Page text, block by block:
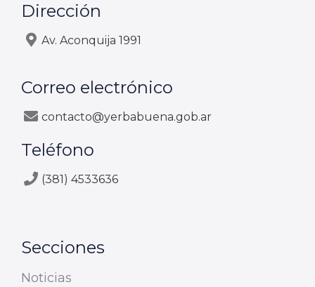
Dirección
Av. Aconquija 1991
Correo electrónico
contacto@yerbabuena.gob.ar
Teléfono
(381) 4533636
Secciones
Noticias